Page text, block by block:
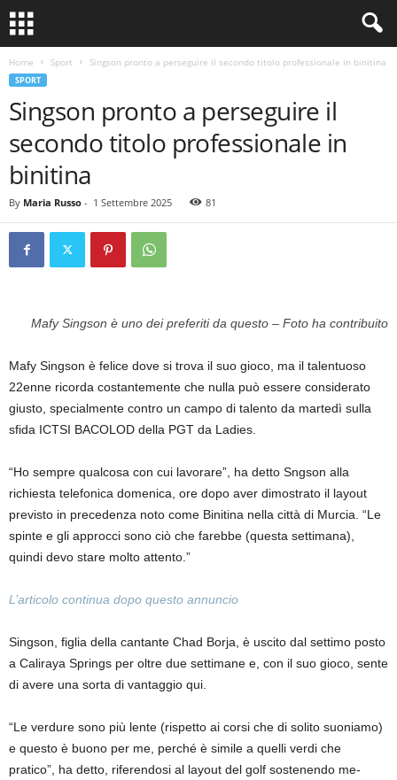
Home Sport Singson pronto a perseguire il secondo titolo professionale in binitina
SPORT
Singson pronto a perseguire il
secondo titolo professionale in
binitina
By Maria Russo - 1 Settembre 2025 81
Mafy Singson è uno dei preferiti da questo – Foto ha contribuito
Mafy Singson è felice dove si trova il suo gioco, ma il talentuoso
22enne ricorda costantemente che nulla può essere considerato
giusto, specialmente contro un campo di talento da martedì sulla
sfida ICTSI BACOLOD della PGT da Ladies.
“Ho sempre qualcosa con cui lavorare”, ha detto Sngson alla
richiesta telefonica domenica, ore dopo aver dimostrato il layout
previsto in precedenza noto come Binitina nella città di Murcia. “Le
spinte e gli approcci sono ciò che farebbe (questa settimana),
quindi devo stare molto attento.”
L’articolo continua dopo questo annuncio
Singson, figlia della cantante Chad Borja, è uscito dal settimo posto
a Caliraya Springs per oltre due settimane e, con il suo gioco, sente
di avere una sorta di vantaggio qui.
“Le verdure sono più lente (rispetto ai corsi che di solito suoniamo)
e questo è buono per me, perché è simile a quelli verdi che
pratico”, ha detto, riferendosi al layout del golf sostenendo me-